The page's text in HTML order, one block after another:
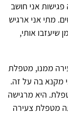
אני חושב
מתי אני ארגיש
שיעזבו אותי,
ממנו, מטפלת
מקנא בה על זה.
היא מרגישה
מטפלת צעירה